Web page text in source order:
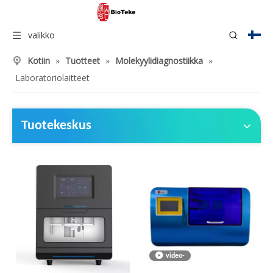
valikko
Kotiin » Tuotteet » Molekyylidiagnostiikka »
Laboratoriolaitteet
Tuotekeskus
video-